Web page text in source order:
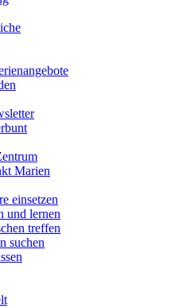
Marien
einsetzen
und lernen
treffen
suchen